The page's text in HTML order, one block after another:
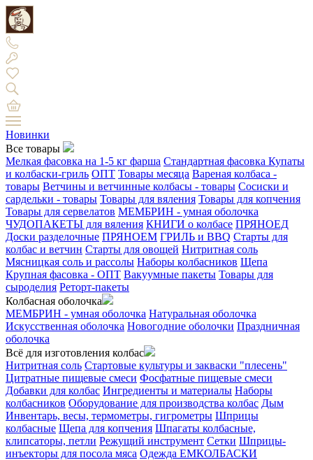
Новинки
Все товары
Мелкая фасовка на 1-5 кг фарша Стандартная фасовка Купаты
и колбаски-гриль ОПТ Товары месяца Вареная колбаса -
товары Ветчины и ветчинные колбасы - товары Сосиски и
сардельки - товары Товары для вяления Товары для копчения
Товары для сервелатов МЕМБРИН - умная оболочка
ЧУДОПАКЕТЫ для вяления КНИГИ о колбасе ПРЯНОЕД
Доски разделочные ПРЯНОЕМ ГРИЛЬ и BBQ Старты для
колбас и ветчин Старты для овощей Нитритная соль
Мясницкая соль и рассолы Наборы колбасников Щепа
Крупная фасовка - ОПТ Вакуумные пакеты Товары для
сыроделия Реторт-пакеты
Колбасная оболочка
МЕМБРИН - умная оболочка Натуральная оболочка
Искусственная оболочка Новогодние оболочки Праздничная
оболочка
Всё для изготовления колбас
Нитритная соль Стартовые культуры и закваски "плесень"
Цитратные пищевые смеси Фосфатные пищевые смеси
Добавки для колбас Ингредиенты и материалы Наборы
колбасников Оборудование для производства колбас Дым
Инвентарь, весы, термометры, гигрометры Шприцы
колбасные Щепа для копчения Шпагаты колбасные,
клипсаторы, петли Режущий инструмент Сетки Шприцы-
инъекторы для посола мяса Одежда ЕМКОЛБАСКИ